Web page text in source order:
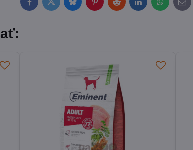
FacebookTwitterBlueskyPinterestRedditLinkedInWhatsApp
E-
mail